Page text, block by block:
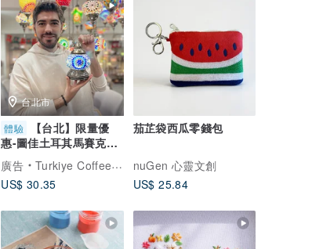
台北市
體驗
【台北】限量優
惠-圖佳土耳其馬賽克手
作-送傳統服飾換裝體驗
廣告
Turkiye Coffee&Mosaic studio土耳其咖啡與馬賽克燈工作坊
US$ 30.35
茄芷袋西瓜零錢包
nuGen 心靈文創
US$ 25.84